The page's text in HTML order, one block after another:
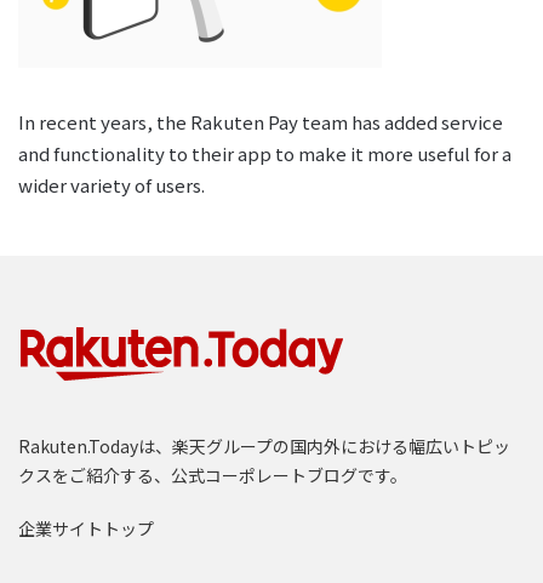
In recent years, the Rakuten Pay team has added service
and functionality to their app to make it more useful for a
wider variety of users.
Rakuten.Todayは、楽天グループの国内外における幅広いトピッ
クスをご紹介する、公式コーポレートブログです。
企業サイトトップ